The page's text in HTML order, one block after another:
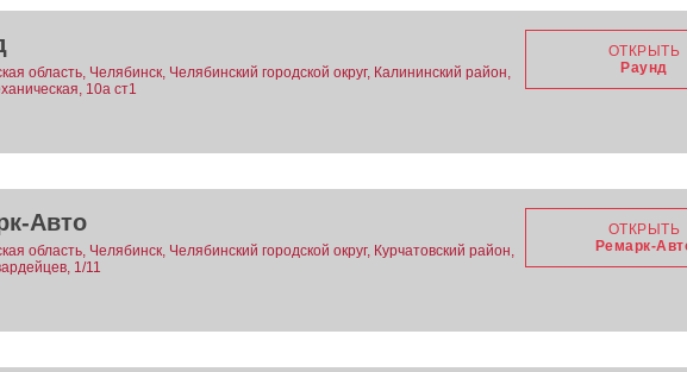
область, Челябинск, Челябинский городской округ, Калининский район,
10а ст1
ОТКРЫТЬ
Раунд
Авто
область, Челябинск, Челябинский городской округ, Курчатовский район,
1/11
ОТКРЫТЬ
Ремарк-